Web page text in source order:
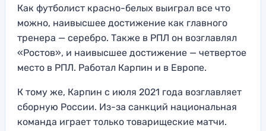
Как футболист красно-белых выиграл все что
можно, наивысшее достижение как главного
тренера — серебро. Также в РПЛ он возглавлял
«Ростов», и наивысшее достижение — четвертое
место в РПЛ. Работал Карпин и в Европе.
К тому же, Карпин с июля 2021 года возглавляет
сборную России. Из-за санкций национальная
команда играет только товарищеские матчи.